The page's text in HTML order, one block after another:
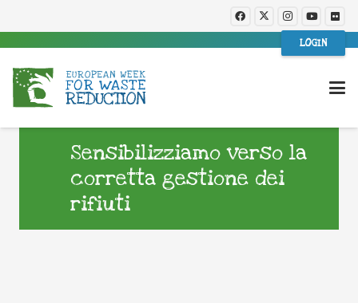
LOGIN
Sensibilizziamo verso la
corretta gestione dei
rifiuti